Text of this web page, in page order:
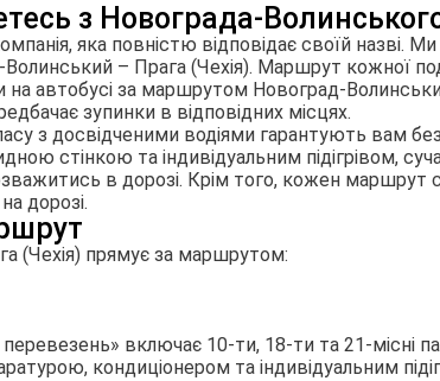
з Новограда-
яка повністю відповідає своїй
– Прага (Чехія). Маршрут кожної
на автобусі за маршрутом Новоград-
зупинки в відповідних місцях.
з досвідченими водіями гарантують вам
стінкою та індивідуальним підігрівом,
в дорозі. Крім того, кожен
дорозі.
(Чехія) прямує за маршрутом:
включає 10-ти, 18-ти та 21-місні
кондиціонером та індивідуальним